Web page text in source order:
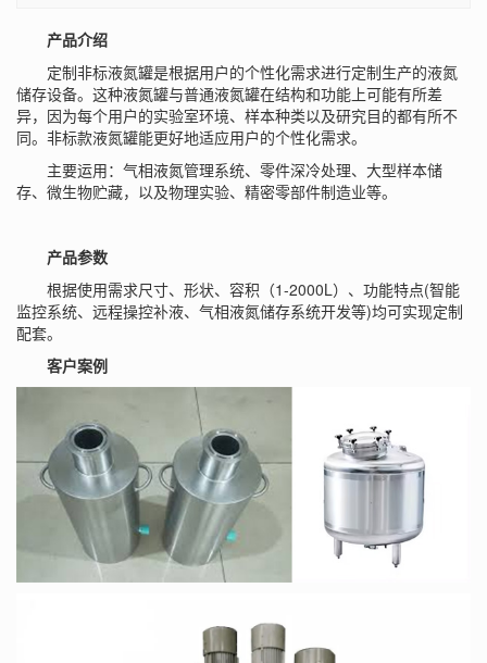
产品介绍
定制非标液氮罐是根据用户的个性化需求进行定制生产的液氮
储存设备。这种液氮罐与普通液氮罐在结构和功能上可能有所差
异，因为每个用户的实验室环境、样本种类以及研究目的都有所不
同。非标款液氮罐能更好地适应用户的个性化需求。
主要运用：气相液氮管理系统、零件深冷处理、大型样本储
存、微生物贮藏，以及物理实验、精密零部件制造业等。
产品参数
根据使用需求尺寸、形状、容积（1-2000L）、功能特点(智能
监控系统、远程操控补液、气相液氮储存系统开发等)均可实现定制
配套。
客户案例